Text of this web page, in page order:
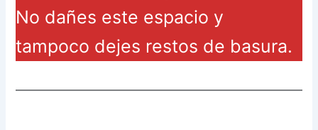
No dañes este espacio y
tampoco dejes restos de basura.